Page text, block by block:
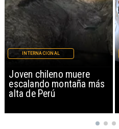
Brasil reduce contacto
diplomático con
Argentina por dichos de
INTERNACIONAL